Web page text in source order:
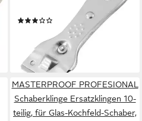
Reinigungsschaber
19,99 €
-20%
lieferbar - in 2-3 Werktagen bei dir
MASTERPROOF PROFESIONAL
Schaberklinge Ersatzklingen 10-
teilig, für Glas-Kochfeld-Schaber,